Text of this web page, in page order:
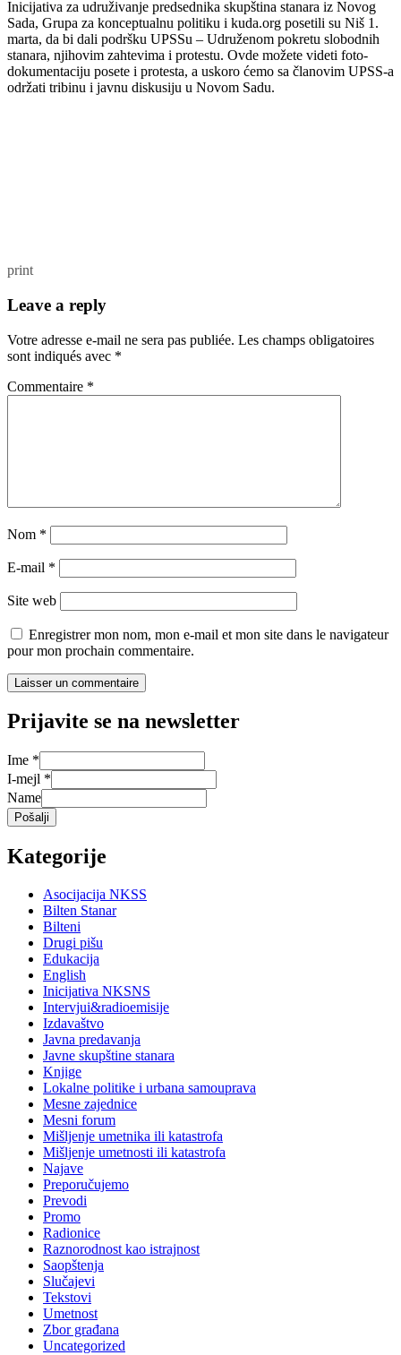
Inicijativa za udruživanje predsednika skupština stanara iz Novog
Sada, Grupa za konceptualnu politiku i kuda.org posetili su Niš 1.
marta, da bi dali podršku UPSSu – Udruženom pokretu slobodnih
stanara, njihovim zahtevima i protestu. Ovde možete videti foto-
dokumentaciju posete i protesta, a uskoro ćemo sa članovim UPSS-a
održati tribinu i javnu diskusiju u Novom Sadu.
print
Leave a reply
Votre adresse e-mail ne sera pas publiée. Les champs obligatoires
sont indiqués avec *
Commentaire *
Nom *
E-mail *
Site web
Enregistrer mon nom, mon e-mail et mon site dans le navigateur
pour mon prochain commentaire.
Prijavite se na newsletter
Ime *
I-mejl *
Name
Pošalji
Kategorije
Asocijacija NKSS
Bilten Stanar
Bilteni
Drugi pišu
Edukacija
English
Inicijativa NKSNS
Intervjui&radioemisije
Izdavaštvo
Javna predavanja
Javne skupštine stanara
Knjige
Lokalne politike i urbana samouprava
Mesne zajednice
Mesni forum
Mišljenje umetnika ili katastrofa
Mišljenje umetnosti ili katastrofa
Najave
Preporučujemo
Prevodi
Promo
Radionice
Raznorodnost kao istrajnost
Saopštenja
Slučajevi
Tekstovi
Umetnost
Zbor građana
Uncategorized